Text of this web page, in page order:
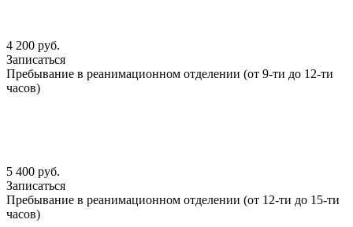
4 200 руб.
Записаться
Пребывание в реанимационном отделении (от 9-ти до 12-ти
часов)
5 400 руб.
Записаться
Пребывание в реанимационном отделении (от 12-ти до 15-ти
часов)